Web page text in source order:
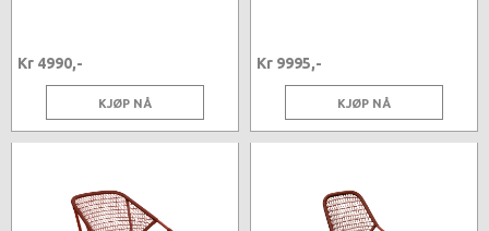
Kr 4990,-
KJØP NÅ
Kr 9995,-
KJØP NÅ